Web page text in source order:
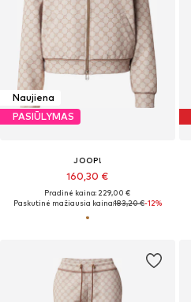
Naujiena
PASIŪLYMAS
JOOP!
160,30 €
Pradinė kaina: 229,00 €
Paskutinė mažiausia kaina:183,20 €-12%